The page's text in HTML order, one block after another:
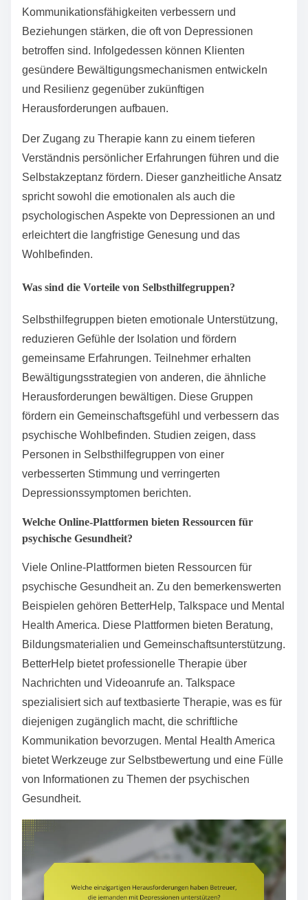
Kommunikationsfähigkeiten verbessern und
Beziehungen stärken, die oft von Depressionen
betroffen sind. Infolgedessen können Klienten
gesündere Bewältigungsmechanismen entwickeln
und Resilienz gegenüber zukünftigen
Herausforderungen aufbauen.
Der Zugang zu Therapie kann zu einem tieferen
Verständnis persönlicher Erfahrungen führen und die
Selbstakzeptanz fördern. Dieser ganzheitliche Ansatz
spricht sowohl die emotionalen als auch die
psychologischen Aspekte von Depressionen an und
erleichtert die langfristige Genesung und das
Wohlbefinden.
Was sind die Vorteile von Selbsthilfegruppen?
Selbsthilfegruppen bieten emotionale Unterstützung,
reduzieren Gefühle der Isolation und fördern
gemeinsame Erfahrungen. Teilnehmer erhalten
Bewältigungsstrategien von anderen, die ähnliche
Herausforderungen bewältigen. Diese Gruppen
fördern ein Gemeinschaftsgefühl und verbessern das
psychische Wohlbefinden. Studien zeigen, dass
Personen in Selbsthilfegruppen von einer
verbesserten Stimmung und verringerten
Depressionssymptomen berichten.
Welche Online-Plattformen bieten Ressourcen für
psychische Gesundheit?
Viele Online-Plattformen bieten Ressourcen für
psychische Gesundheit an. Zu den bemerkenswerten
Beispielen gehören BetterHelp, Talkspace und Mental
Health America. Diese Plattformen bieten Beratung,
Bildungsmaterialien und Gemeinschaftsunterstützung.
BetterHelp bietet professionelle Therapie über
Nachrichten und Videoanrufe an. Talkspace
spezialisiert sich auf textbasierte Therapie, was es für
diejenigen zugänglich macht, die schriftliche
Kommunikation bevorzugen. Mental Health America
bietet Werkzeuge zur Selbstbewertung und eine Fülle
von Informationen zu Themen der psychischen
Gesundheit.